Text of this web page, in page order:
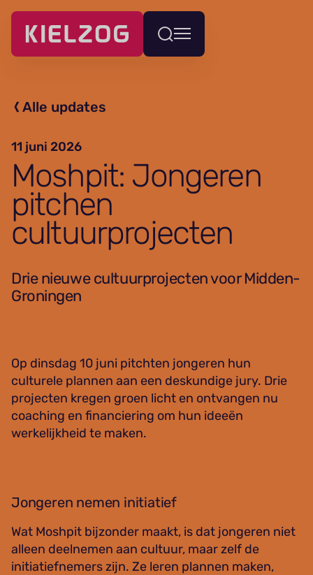
Navigatie
overslaan
Wissel
menu
Alle updates
11 juni 2026
Moshpit: Jongeren
pitchen
cultuurprojecten
Drie nieuwe cultuurprojecten voor Midden-
Groningen
Op dinsdag 10 juni pitchten jongeren hun
culturele plannen aan een deskundige jury. Drie
projecten kregen groen licht en ontvangen nu
coaching en financiering om hun ideeën
werkelijkheid te maken.
Jongeren nemen initiatief
Wat Moshpit bijzonder maakt, is dat jongeren niet
alleen deelnemen aan cultuur, maar zelf de
initiatiefnemers zijn. Ze leren plannen maken,